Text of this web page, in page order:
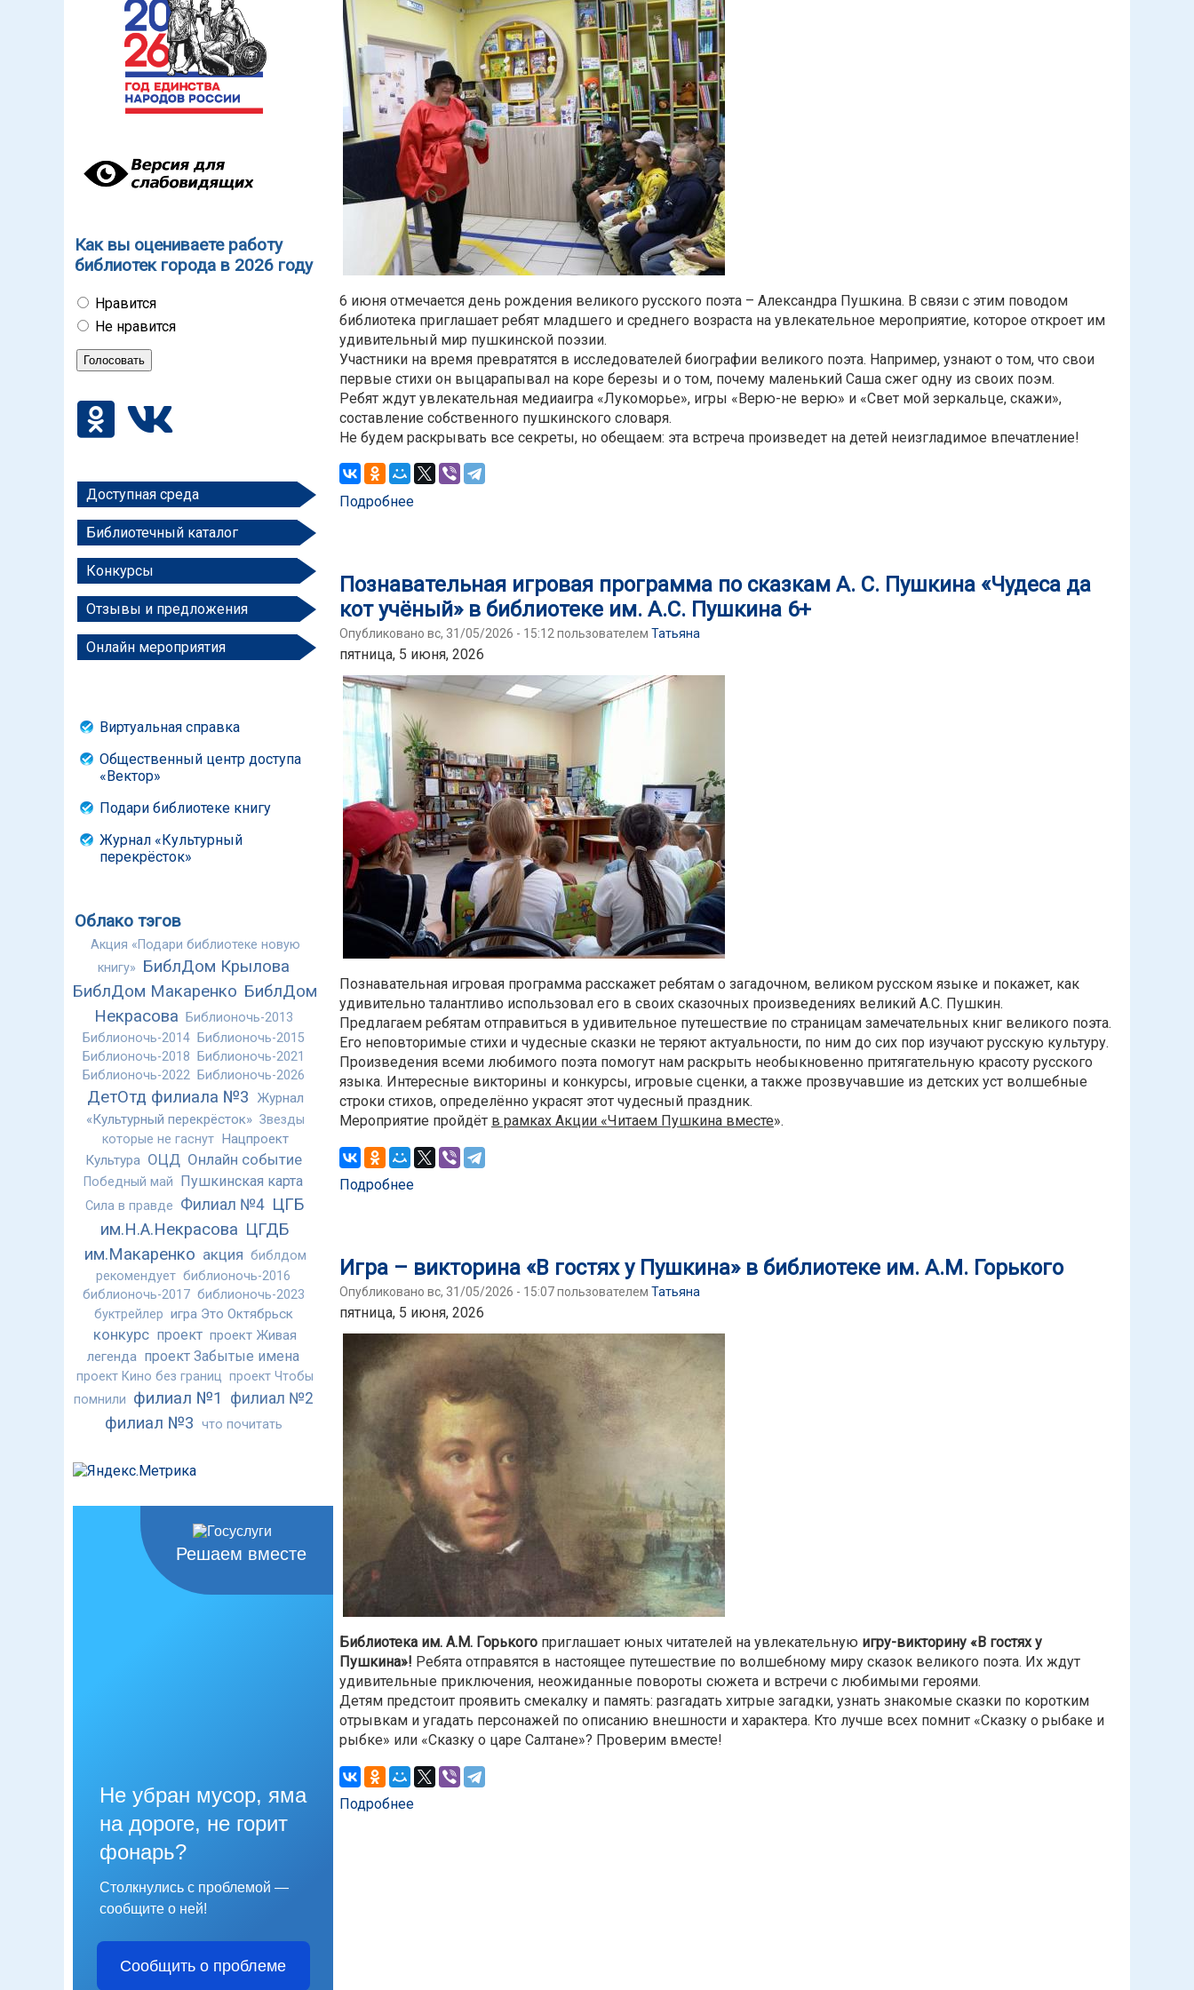
Как вы оцениваете работу
библиотек города в 2026 году
Нравится
Не нравится
Доступная среда
Библиотечный каталог
Конкурсы
Отзывы и предложения
Онлайн мероприятия
Виртуальная справка
Общественный центр доступа
«Вектор»
Подари библиотеке книгу
Журнал «Культурный
перекрёсток»
Облако тэгов
Акция «Подари библиотеке новую
книгу» БиблДом Крылова
БиблДом Макаренко БиблДом
Некрасова
Библионочь-2013
Библионочь-2014
Библионочь-2015
Библионочь-2018
Библионочь-2021
Библионочь-2022
Библионочь-2026
ДетОтд филиала №3
Журнал
«Культурный перекрёсток» Звезды
которые не гаснут Нацпроект
Культура ОЦД Онлайн событие
Победный май Пушкинская карта
Сила в правде Филиал №4 ЦГБ
им.Н.А.Некрасова ЦГДБ
им.Макаренко акция библдом
рекомендует библионочь-2016
библионочь-2017 библионочь-2023
буктрейлер игра Это Октябрьск
конкурс проект проект Живая
легенда проект Забытые имена
проект Кино без границ проект Чтобы
помнили филиал №1 филиал №2
филиал №3 что почитать
Решаем вместе
Не убран мусор, яма
на дороге, не горит
фонарь?
Столкнулись с проблемой —
сообщите о ней!
Сообщить о проблеме
6 июня отмечается день рождения великого русского поэта – Александра Пушкина. В связи с этим поводом
библиотека приглашает ребят младшего и среднего возраста на увлекательное мероприятие, которое откроет им
удивительный мир пушкинской поэзии.
Участники на время превратятся в исследователей биографии великого поэта. Например, узнают о том, что свои
первые стихи он выцарапывал на коре березы и о том, почему маленький Саша сжег одну из своих поэм.
Ребят ждут увлекательная медиаигра «Лукоморье», игры «Верю-не верю» и «Свет мой зеркальце, скажи»,
составление собственного пушкинского словаря.
Не будем раскрывать все секреты, но обещаем: эта встреча произведет на детей неизгладимое впечатление!
Подробнее
Познавательная игровая программа по сказкам А. С. Пушкина «Чудеса да
кот учёный» в библиотеке им. А.С. Пушкина 6+
Опубликовано вс, 31/05/2026 - 15:12 пользователем Татьяна
пятница, 5 июня, 2026
Познавательная игровая программа расскажет ребятам о загадочном, великом русском языке и покажет, как
удивительно талантливо использовал его в своих сказочных произведениях великий А.С. Пушкин.
Предлагаем ребятам отправиться в удивительное путешествие по страницам замечательных книг великого поэта.
Его неповторимые стихи и чудесные сказки не теряют актуальности, по ним до сих пор изучают русскую культуру.
Произведения всеми любимого поэта помогут нам раскрыть необыкновенно притягательную красоту русского
языка. Интересные викторины и конкурсы, игровые сценки, а также прозвучавшие из детских уст волшебные
строки стихов, определённо украсят этот чудесный праздник.
Мероприятие пройдёт в рамках Акции «Читаем Пушкина вместе».
Подробнее
Игра – викторина «В гостях у Пушкина» в библиотеке им. А.М. Горького
Опубликовано вс, 31/05/2026 - 15:07 пользователем Татьяна
пятница, 5 июня, 2026
Библиотека им. А.М. Горького приглашает юных читателей на увлекательную игру-викторину «В гостях у
Пушкина»! Ребята отправятся в настоящее путешествие по волшебному миру сказок великого поэта. Их ждут
удивительные приключения, неожиданные повороты сюжета и встречи с любимыми героями.
Детям предстоит проявить смекалку и память: разгадать хитрые загадки, узнать знакомые сказки по коротким
отрывкам и угадать персонажей по описанию внешности и характера. Кто лучше всех помнит «Сказку о рыбаке и
рыбке» или «Сказку о царе Салтане»? Проверим вместе!
Подробнее